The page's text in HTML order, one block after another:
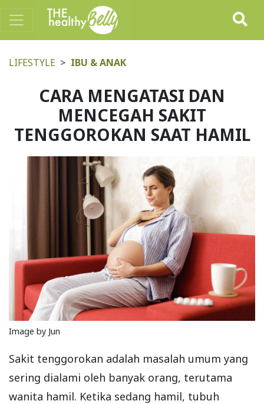
LIFESTYLE IBU & ANAK
CARA MENGATASI DAN
MENCEGAH SAKIT
TENGGOROKAN SAAT HAMIL
Image by Jun
Sakit tenggorokan adalah masalah umum yang
sering dialami oleh banyak orang, terutama
wanita hamil. Ketika sedang hamil, tubuh